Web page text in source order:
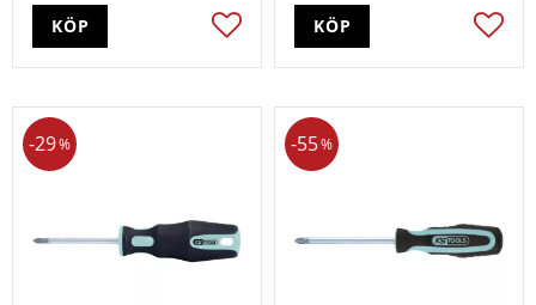
Lägg till i favoriter
KÖP KÖP
29% 55%